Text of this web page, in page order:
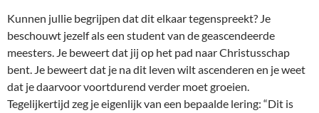
Kunnen jullie begrijpen dat dit elkaar tegenspreekt? Je
beschouwt jezelf als een student van de geascendeerde
meesters. Je beweert dat jij op het pad naar Christusschap
bent. Je beweert dat je na dit leven wilt ascenderen en je weet
dat je daarvoor voortdurend verder moet groeien.
Tegelijkertijd zeg je eigenlijk van een bepaalde lering: “Dit is